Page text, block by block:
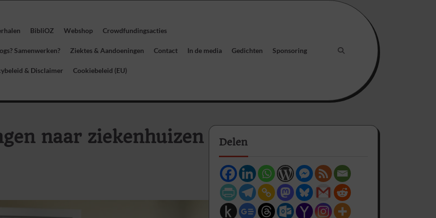
BibliOZ Webshop Crowdfundingsacties
Samenwerken? Ziektes & Aandoeningen Contact In de media Gedichten Sponsoring
& Disclaimer Cookiebeleid (EU)
naar ziekenhuizen Delen